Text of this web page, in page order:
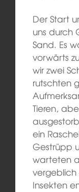
Der Start
uns durch
Sand. Es
vorwärts
wir zwei
rutschten
Tieren,
ein
Gestrüpp
warteten
vergeblich
Insekten